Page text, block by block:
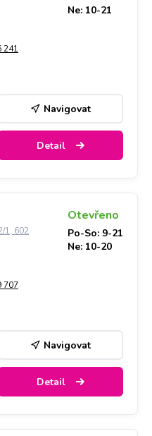
Ne: 10-21
241
Navigovat
Detail
1, 602
Otevřeno
Po-So: 9-21
Ne: 10-20
707
Navigovat
Detail